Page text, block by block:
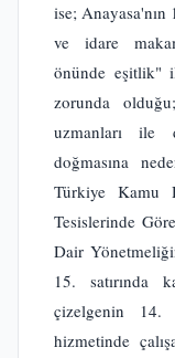
ise; Anayasa'nın
ve idare
önünde eşitlik"
zorunda
uzmanları ile
doğmasına
Türkiye Kamu
Tesislerinde
Dair
15. satırında
çizelgenin 14.
hizmetinde